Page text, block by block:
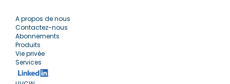
A propos de nous
Contactez-nous
Abonnements
Produits
Vie privée
Services